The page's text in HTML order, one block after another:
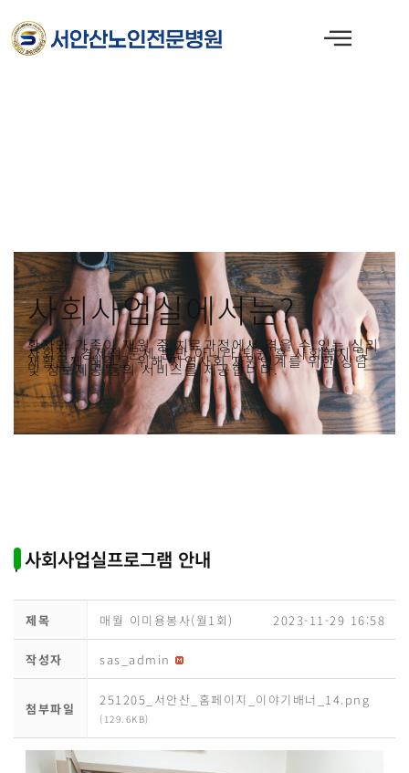
콘
텐
츠
사회사업실에서는?
환자와 가족이 재원 중 치료과정에서 겪을 수 있는 심리
사회적, 경제적 문제 뿐만 아니라 퇴원 후 사회복지 및
재활문제 해결을 위해 지역사회 자원연계를 위한 상담
및 정보제공 등의 서비스를 제공합니다.
| 사회사업실프로그램 안내
제목 매월 이미용봉사(월1회) 2023-11-29 16:58
작성자 sas_admin
첨부파일
251205_서안산_홈페이지_이야기배너_14.png
(129.6KB)